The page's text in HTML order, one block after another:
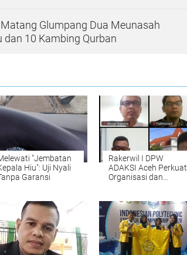
Glumpang Dua Meunasah
dan 10 Kambing Qurban
"Jembatan
Hiu": Uji Nyali
Garansi
Rakerwil I DPW
ADAKSI Aceh Perkuat
Organisasi dan